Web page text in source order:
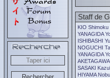
Staff de
KIO Shimoku
YANAGIDA
ISHIBASHI
NOGUCHI
YANAGIDA
SASAKI
HIYAMA